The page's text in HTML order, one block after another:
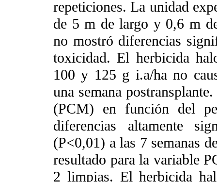
repeticiones. La unidad
de 5 m de largo y 0,6 m
no mostró diferencias
toxicidad. El herbicida
100 y 125 g i.a/ha no
una semana
(PCM) en función del
diferencias altamente
(P<0,01) a las 7 semanas
resultado para la variable
2 limpias. El herbicida